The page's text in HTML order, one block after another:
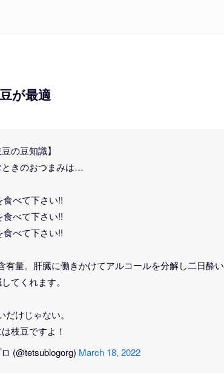
が最適
豆の豆知識】
ときのおつまみは…
食べて下さい!!
食べて下さい!!
食べて下さい!!
量。肝臓に働きかけてアルコールを分解し二日酔い
てくれます。
だけじゃない。
枝豆ですよ！
(@tetsublogorg) March 18, 2022